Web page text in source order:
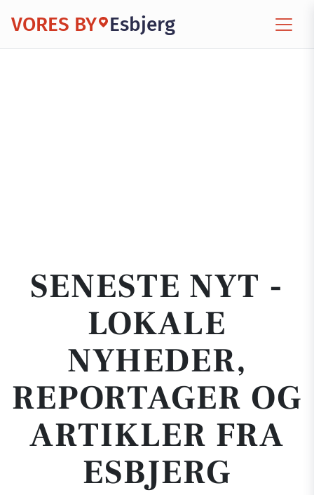
VORES BY Esbjerg
SENESTE NYT -
LOKALE
NYHEDER,
REPORTAGER OG
ARTIKLER FRA
ESBJERG